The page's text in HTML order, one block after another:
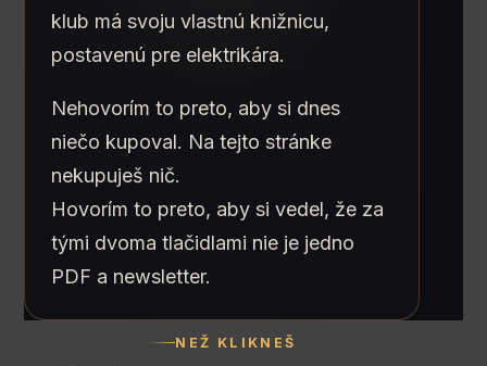
klub má svoju vlastnú knižnicu,
postavenú pre elektrikára.
Nehovorím to preto, aby si dnes
niečo kupoval. Na tejto stránke
nekupuješ nič.
Hovorím to preto, aby si vedel, že za
tými dvoma tlačidlami nie je jedno
PDF a newsletter.
NEŽ KLIKNEŠ